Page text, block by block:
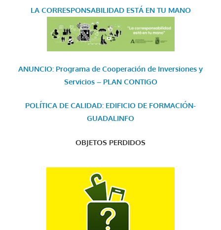
LA CORRESPONSABILIDAD ESTÁ EN TU MANO
ANUNCIO: Programa de Cooperación de Inversiones y
Servicios – PLAN CONTIGO
POLÍTICA DE CALIDAD: EDIFICIO DE FORMACIÓN-
GUADALINFO
OBJETOS PERDIDOS